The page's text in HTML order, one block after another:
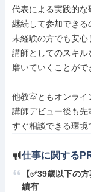
代表による実践的な
継続して参加できる
未経験の方でも安心
講師としてのスキル
磨いていくことがで
他教室ともオンライ
講師デビュー後も先
仕事に関する
【✅39歳以下の
績有